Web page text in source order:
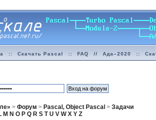
:: Скачать Pascal :: FAQ // Ада–2020 ::
> Форум > Pascal, Object Pascal > Задачи
M N O P Q R S T U V W X Y Z